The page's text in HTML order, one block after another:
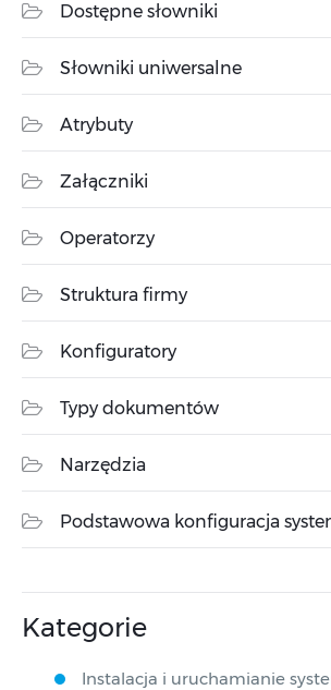
Dostępne słowniki
Słowniki uniwersalne
Atrybuty
Załączniki
Operatorzy
Struktura firmy
Konfiguratory
Typy dokumentów
Narzędzia
Podstawowa konfiguracja
Kategorie
Instalacja i uruchamianie